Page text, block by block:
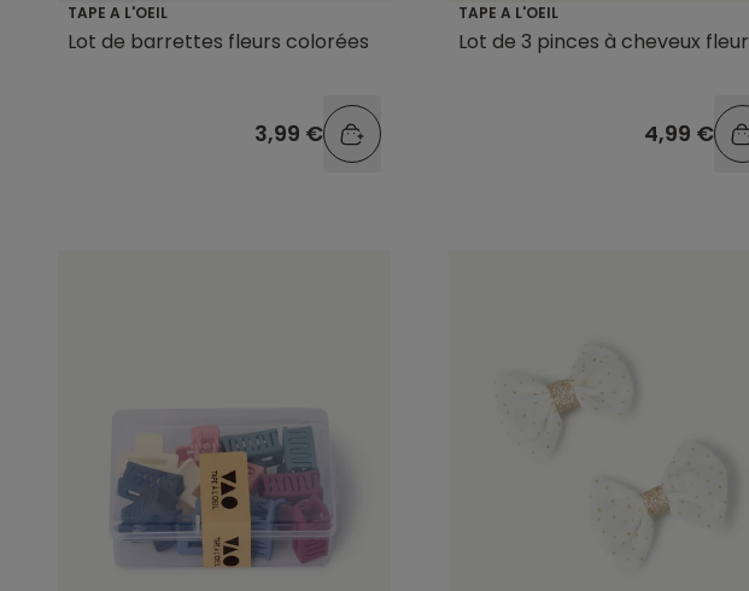
TAPE A L'OEIL
Lot de barrettes fleurs colorées
3,99 €
TAPE A L'OEIL
Lot de 3 pinces à cheveux fleur
4,99 €